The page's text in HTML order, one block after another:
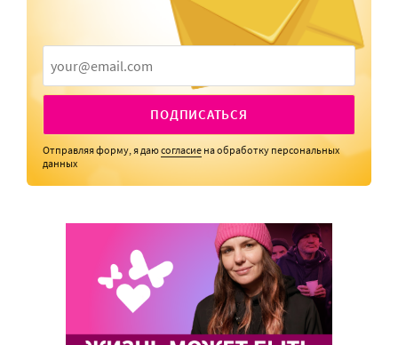
ПОДПИСАТЬСЯ
Отправляя форму, я даюсогласие на обработку персональных
данных